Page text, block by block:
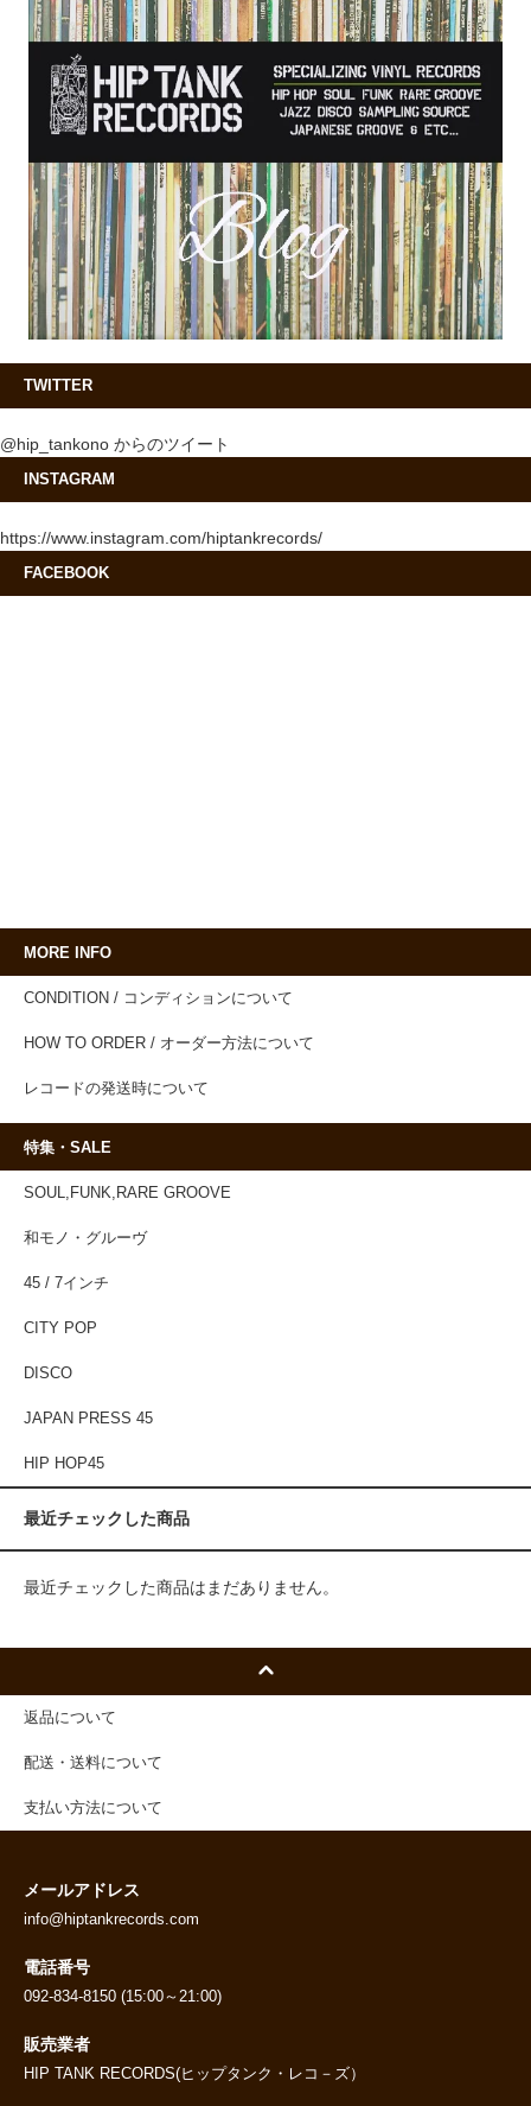
TWITTER
@hip_tankono からのツイート
INSTAGRAM
https://www.instagram.com/hiptankrecords/
FACEBOOK
MORE INFO
CONDITION / コンディションについて
HOW TO ORDER / オーダー方法について
レコードの発送時について
特集・SALE
SOUL,FUNK,RARE GROOVE
和モノ・グルーヴ
45 / 7インチ
CITY POP
DISCO
JAPAN PRESS 45
HIP HOP45
最近チェックした商品
最近チェックした商品はまだありません。
返品について
配送・送料について
支払い方法について
メールアドレス
info@hiptankrecords.com
電話番号
092-834-8150 (15:00～21:00)
販売業者
HIP TANK RECORDS(ヒップタンク・レコ－ズ）